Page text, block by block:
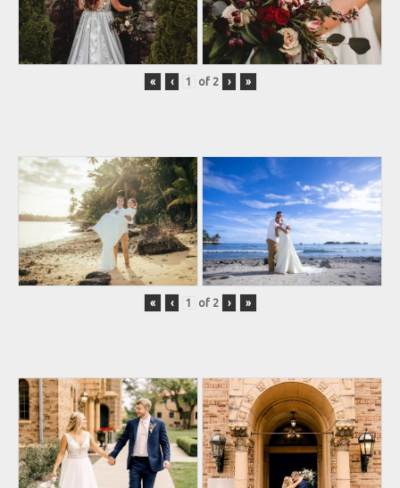
« ‹ of 2 › »
« ‹ of 2 › »